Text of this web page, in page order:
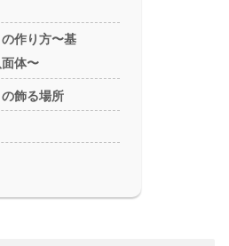
作り方〜基
体〜
飾る場所